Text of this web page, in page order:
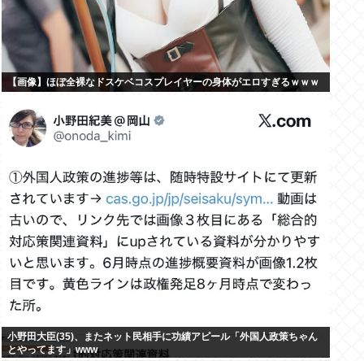
【画像】ほぼ全裸なドスケベコスプレイヤーの身体がエロすぎるｗｗｗ
小野田大臣(35)、またネット民相手に功績アピール「外国人政策ちゃん
とやってます」www